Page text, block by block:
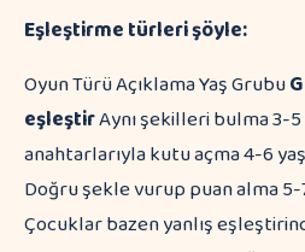
Eşleştirme türleri şöyle:
Oyun Türü Açıklama Yaş Grubu
eşleştirAynı şekilleri bulma 3-5
anahtarlarıyla kutu açma 4-6 yaş
Doğru şekle vurup puan alma 5-
Çocuklar bazen yanlış